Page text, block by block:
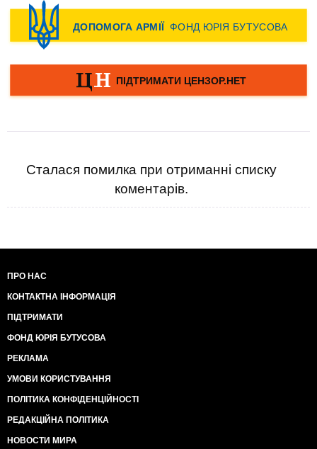
Сталася помилка при отриманні списку
коментарів.
ПРО НАС
КОНТАКТНА ІНФОРМАЦІЯ
ПІДТРИМАТИ
ФОНД ЮРІЯ БУТУСОВА
РЕКЛАМА
УМОВИ КОРИСТУВАННЯ
ПОЛІТИКА КОНФІДЕНЦІЙНОСТІ
РЕДАКЦІЙНА ПОЛІТИКА
НОВОСТИ МИРА